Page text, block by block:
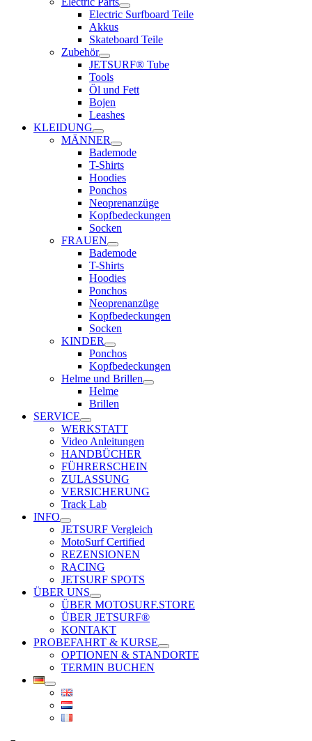
Electric Surfboard Teile
Akkus
Skateboard Teile
Zubehör
JETSURF® Tube
Tools
Öl und Fett
Bojen
Leashes
KLEIDUNG
MÄNNER
Bademode
T-Shirts
Hoodies
Ponchos
Neoprenanzüge
Kopfbedeckungen
Socken
FRAUEN
Bademode
T-Shirts
Hoodies
Ponchos
Neoprenanzüge
Kopfbedeckungen
Socken
KINDER
Ponchos
Kopfbedeckungen
Helme und Brillen
Helme
Brillen
SERVICE
WERKSTATT
Video Anleitungen
HANDBÜCHER
FÜHRERSCHEIN
ZULASSUNG
VERSICHERUNG
Track Lab
INFO
JETSURF Vergleich
MotoSurf Certified
REZENSIONEN
RACING
JETSURF SPOTS
ÜBER UNS
ÜBER MOTOSURF.STORE
ÜBER JETSURF®
KONTAKT
PROBEFAHRT & KURSE
OPTIONEN & STANDORTE
TERMIN BUCHEN